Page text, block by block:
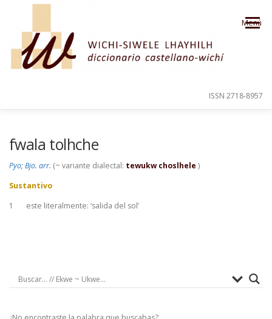
Saltar al contenido
Menú
ISSN 2718-8957
fwala tolhche
Pyo; Bjo. arr. (~ variante dialectal: tewukw choslhele )
Sustantivo
1
este literalmente: ‘salida del sol’